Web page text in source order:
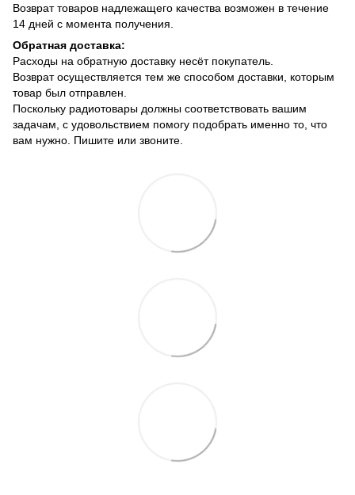
Возврат товаров надлежащего качества возможен в течение
14 дней с момента получения.
Обратная доставка:
Расходы на обратную доставку несёт покупатель.
Возврат осуществляется тем же способом доставки, которым
товар был отправлен.
Поскольку радиотовары должны соответствовать вашим
задачам, с удовольствием помогу подобрать именно то, что
вам нужно. Пишите или звоните.